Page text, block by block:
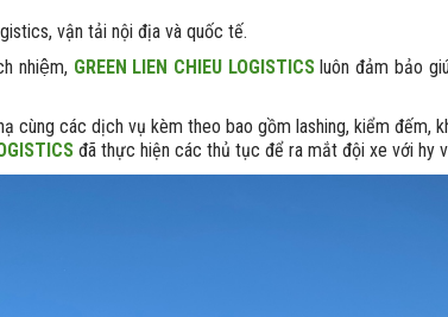
vận tải nội địa và quốc tế.
nhiệm, GREEN LIEN CHIEU LOGISTICSluôn đảm bảo
cùng các dịch vụ kèm theo bao gồm lashing, kiểm đếm,
đã thực hiện các thủ tục để ra mắt đội xe với hy